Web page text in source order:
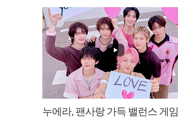
누에라, 팬사랑 가득 밸런스 게임